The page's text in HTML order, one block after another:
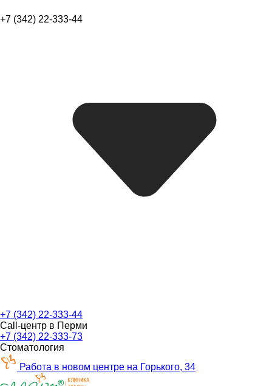
+7 (342) 22-333-44
+7 (342) 22-333-44
Call-центр в Перми
+7 (342) 22-333-73
Стоматология
Работа в новом центре на Горького, 34